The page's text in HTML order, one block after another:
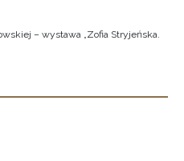
– wystawa „Zofia Stryjeńska.